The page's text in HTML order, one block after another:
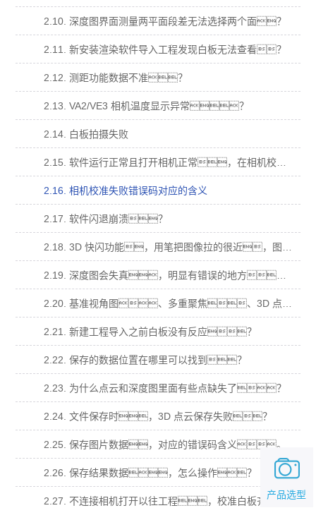
2.10. 深度图界面测量两平面段差无法选择两个面？
2.11. 新安装渲染软件导入工程发现白板无法查看？
2.12. 测距功能数据不准？
2.13. VA2/VE3 相机温度显示异常？
2.14. 白板拍摄失败
2.15. 软件运行正常且打开相机正常，在相机校准拍摄时，提示“拍摄失败”，错 误码“14”
2.16. 相机校准失败错误码对应的含义
2.17. 软件闪退崩溃？
2.18. 3D 快闪功能，用笔把图像拉的很近，图像会消失(跳出美女污视频)无法在拖拉回 来；
2.19. 深度图会失真，明显有错误的地方，在多视角、基准视角、多重聚焦，明显 有本不属于样品的结果？
2.20. 基准视角图、多重聚焦、3D 点云图都为纯白，深度图为最低颜色纯色？
2.21. 新建工程导入之前白板没有反应？
2.22. 保存的数据位置在哪里可以找到？
2.23. 为什么点云和深度图里面有些点缺失了？
2.24. 文件保存时，3D 点云保存失败？
2.25. 保存图片数据，对应的错误码含义。
2.26. 保存结果数据，怎么操作？
2.27. 不连接相机打开以往工程，校准白板齐全，导入原图计算不出数据？
产品选型